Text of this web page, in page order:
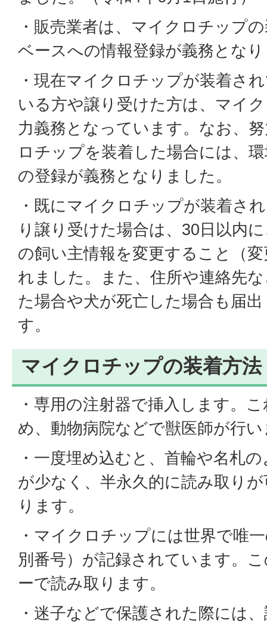
・販売業者は、マイクロチップ
ベースへの情報登録が義務とな
・現在マイクロチップが装着さ
いる方や譲り受けた方は、マイ
力義務となっています。なお、
ロチップを装着した場合には、
の登録が義務となりました。
・既にマイクロチップが装着さ
り譲り受けた場合は、30日以内
の飼い主情報を変更すること（
れました。また、住所や連絡先
た場合や犬が死亡した場合も届
す。
マイクロチップの装着方法
・専用の注射器で挿入します。
め、動物病院などで獣医師が行
・一度埋め込むと、首輪や名札
が少なく、半永久的に読み取り
ります。
・マイクロチップには世界で唯
別番号）が記録されています。
ーで読み取ります。
・迷子などで保護された際には